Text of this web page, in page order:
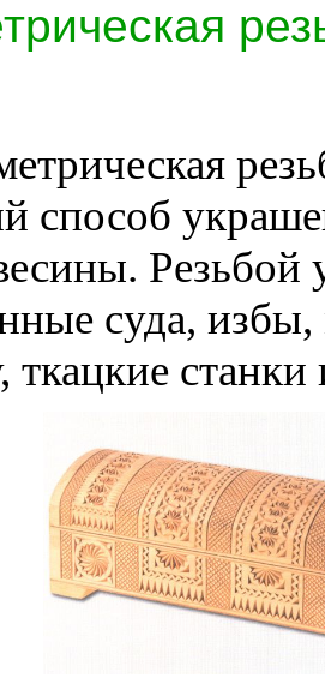
способ
Резьбой
суда, избы,
ткацкие